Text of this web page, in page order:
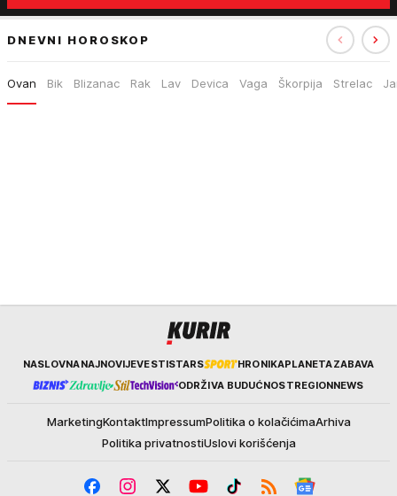
DNEVNI HOROSKOP
Ovan Bik Blizanac Rak Lav Devica Vaga Škorpija Strelac
KurirNASLOVNANAJNOVIJEVESTISTARS HRONIKAPLANETAZABAVA
ODRŽIVA BUDUĆNOSTREGIONNEWS
MarketingKontaktImpressumPolitika o kolačićimaArhiva
Politika privatnostiUslovi korišćenja